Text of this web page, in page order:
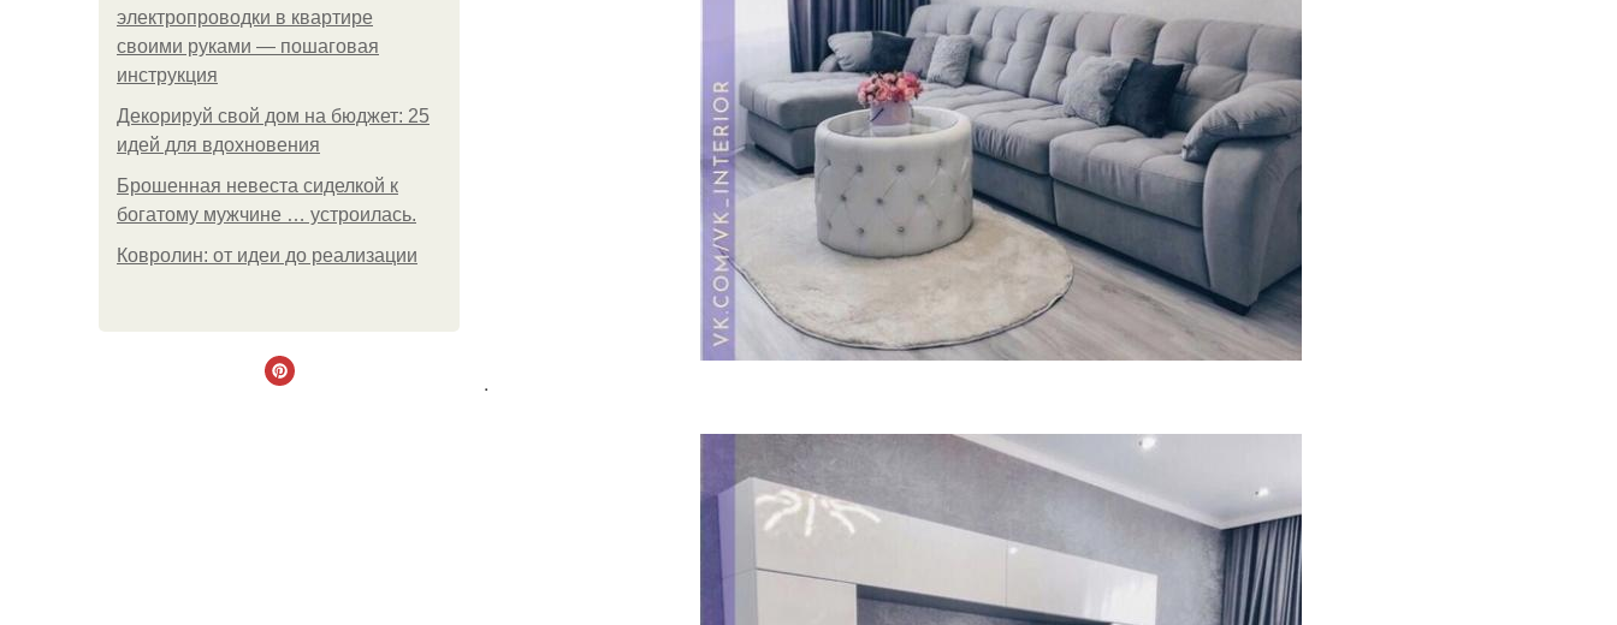
электропроводки в квартире
своими руками — пошаговая
инструкция
Декорируй свой дом на бюджет: 25
идей для вдохновения
Брошенная невеста сиделкой к
богатому мужчине … устроилась.
Ковролин: от идеи до реализации
.